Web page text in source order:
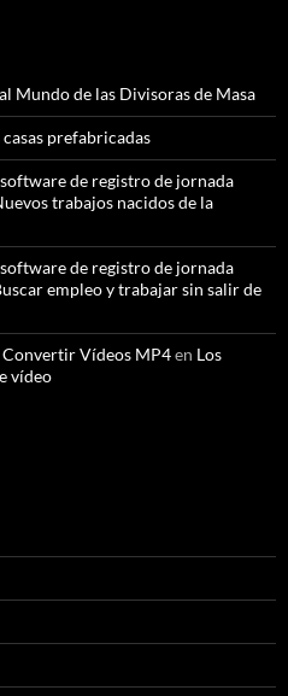
Mundo de las Divisoras de Masa
prefabricadas
de registro de jornada
trabajos nacidos de la
de registro de jornada
empleo y trabajar sin salir de
Vídeos MP4en Los
vídeo